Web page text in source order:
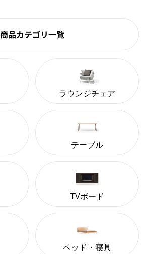
商品カテゴリ一覧
ラウンジチェア
テーブル
TVボード
ベッド・寝具